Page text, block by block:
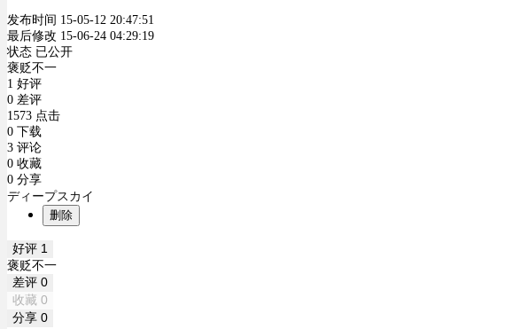
发布时间 15-05-12 20:47:51
最后修改 15-06-24 04:29:19
状态 已公开
褒贬不一
1 好评
0 差评
1573 点击
0 下载
3 评论
0 收藏
0 分享
ディープスカイ
删除
好评 1
褒贬不一
差评 0
收藏 0
分享 0